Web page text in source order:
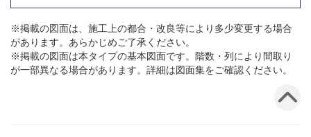
※掲載の図面は、施工上の都合・改良等により多少変更する場合
があります。あらかじめご了承ください。
※掲載の図面は本タイプの基本図面です。階数・列により間取り
が一部異なる場合があります。詳細は図面集をご確認ください。